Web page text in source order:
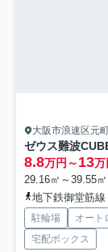
大阪市浪速区元
ゼウス難波
8.8万円～13万
29.16㎡～39.55
地下鉄御堂筋
駐輪場 オート
宅配ボックス